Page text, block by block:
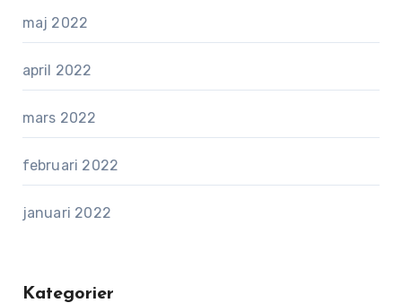
maj 2022
april 2022
mars 2022
februari 2022
januari 2022
Kategorier